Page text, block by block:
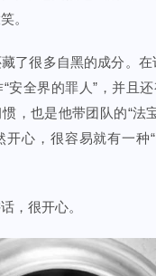
。
了很多自黑的成分。在
安全界的罪人”，并且还
，也是他带团队的“法
开心，很容易就有一种
，很开心。